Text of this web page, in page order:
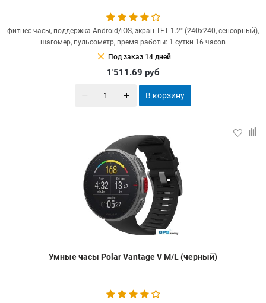
фитнес-часы, поддержка Android/iOS, экран TFT 1.2" (240x240, сенсорный),
шагомер, пульсометр, время работы: 1 сутки 16 часов
clear Под заказ 14 дней
1'511.69 руб
В корзину
Умные часы Polar Vantage V M/L (черный)